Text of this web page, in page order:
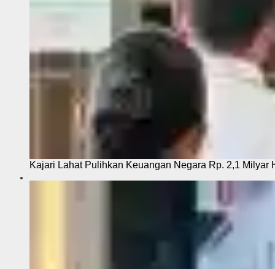
Kajari Lahat Pulihkan Keuangan Negara Rp. 2,1 Milyar